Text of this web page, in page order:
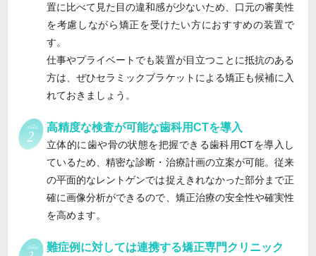
置に比べて見た目の違和感が少ないため、口元の審美性
を考慮しながら矯正を受けたい方におすすめの装置で
す。
仕事やプライベートでも装置が目立つことに抵抗のある
方は、ぜひセラミックブラケットによる矯正も候補に入
れておきましょう。
高精度な検査が可能な歯科用CTを導入
立体的に歯や骨の状態を把握できる歯科用CTを導入し
ているため、精密な診断・治療計画の立案が可能。従来
の平面的なレントゲンでは捉えきれなかった部分まで正
確に画像分析ができるので、矯正治療の安全性や確実性
を高めます。
難症例に対しては連携する矯正専門クリニック